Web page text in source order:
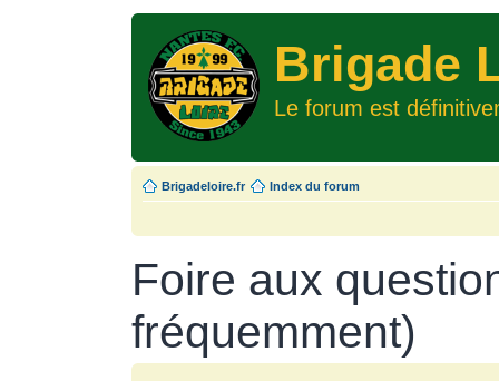
Brigade
Le forum est
Brigadeloire.fr Index du forum
Foire aux
fréquemment)